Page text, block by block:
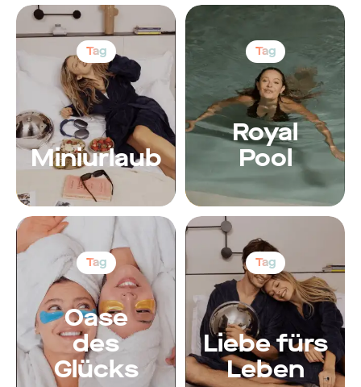
Tag
Miniurlaub
Tag
Royal
Pool
Tag
Oase
des
Glücks
Tag
Liebe fürs
Leben